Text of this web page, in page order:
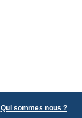
Qui sommes nous ?